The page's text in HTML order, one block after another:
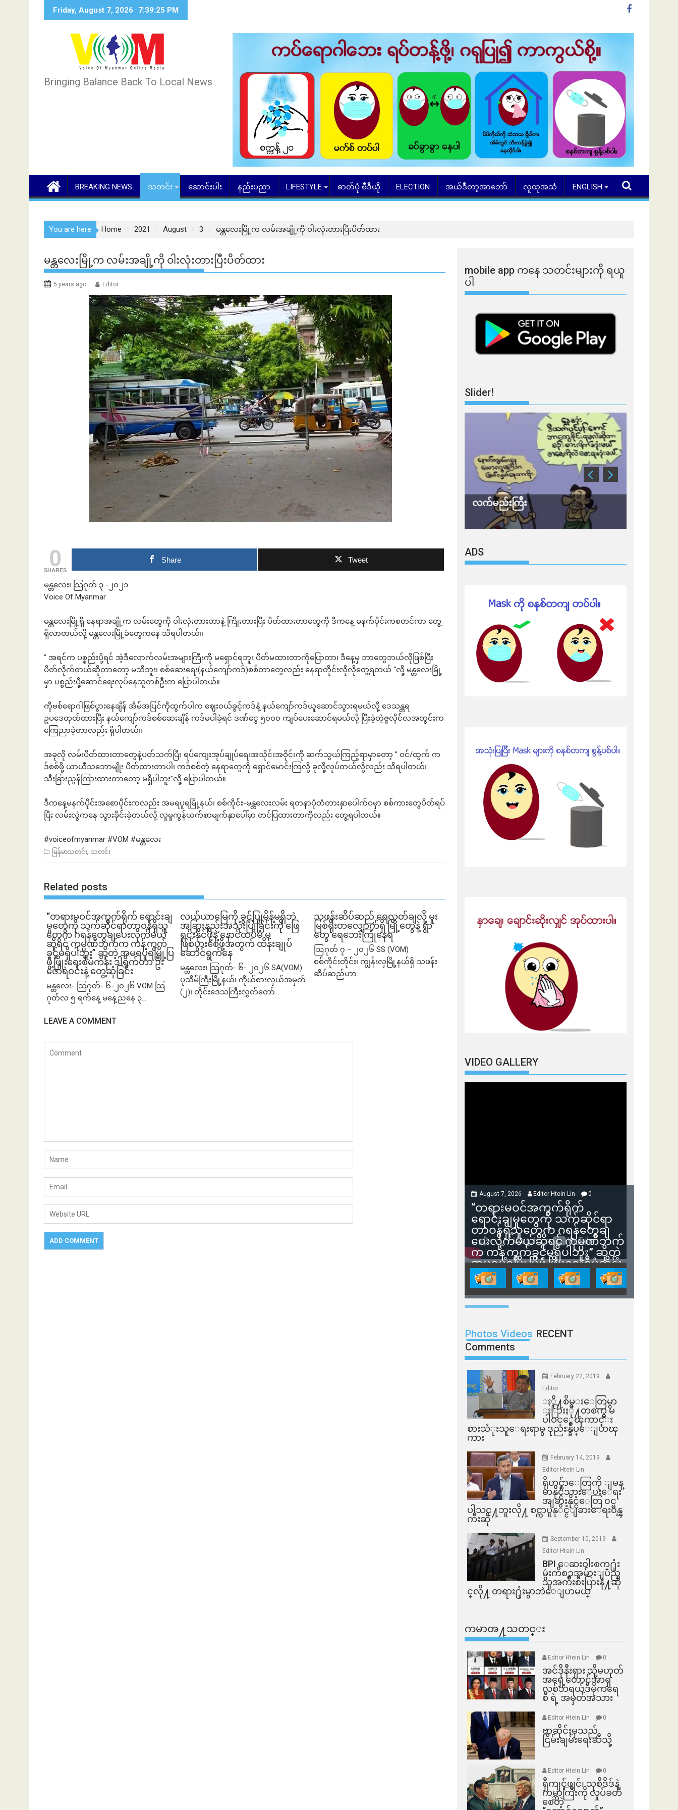
Friday, August 7, 2026 7:39:26 PM
Bringing Balance Back To Local News
BREAKING NEWS သတင်း ဆောင်းပါး နည်းပညာ LIFESTYLE ဓာတ်ပုံ ဗီဒီယို ELECTION အယ်ဒီတာ့အာဘော် လူထုအသံ ENGLISH
You are here Home 2021 August 3 မန္တလေးမြို့က လမ်းအချို့ကို ဝါးလုံးတားပြီးပိတ်ထား
မန္တလေးမြို့က လမ်းအချို့ကို ဝါးလုံးတားပြီးပိတ်ထား
5 years ago Editor
0
SHARES
Share Tweet
မန္တလေး၊ သြဂုတ် ၃ -၂၀၂၁
Voice Of Myanmar
မန္တလေးမြို့ရှိ နေရာအချို့က လမ်းတွေကို ဝါးလုံးတားတာနဲ့ ကြိုးတားပြီး ပိတ်ထားတာတွေကို ဒီကနေ့ မနက်ပိုင်းကစတင်ကာ တွေ့
ရှိလာတယ်လို့ မန္တလေးမြို့ခံတွေကနေ သိရပါတယ်။
” အရင်က ပစ္စည်းပို့ရင် အဲ့ဒီလောက်လမ်းအများကြီးကို မရှောင်ရဘူး ပိတ်မထားတာကိုပြောတာ၊ ဒီနေ့မှ ဘာတွေဘယ်လိုဖြစ်ပြီး
ပိတ်လိုက်တယ်ဆိုတာတော့ မသိဘူး၊ စစ်ဆေးရေး(နယ်ကျော်ကဒ်)စစ်တာတွေလည်း နေရာတိုင်းလိုလိုတွေ့ရတယ် “လို့ မန္တလေးမြို့
မှာ ပစ္စည်းပို့ဆောင်ရေးလုပ်နေသူတစ်ဦးက ပြောပါတယ်။
ကိုဗစ်ရောဂါဖြစ်ပွားနေချိန် အိမ်အပြင်ကိုထွက်ပါက ဈေးဝယ်ခွင့်ကဒ်နဲ့ နယ်ကျော်ကဒ်ယူဆောင်သွားရမယ်လို့ ဒေသန္တရ
ဥပဒေထုတ်ထားပြီး နယ်ကျော်ကဒ်စစ်ဆေးချိန် ကဒ်မပါခဲ့ရင် ဒဏ်ငွေ ၅၀၀၀ ကျပ်ပေးဆောင်ရမယ်လို့ ပြီးခဲ့တဲ့ဇူလိုင်လအတွင်းက
ကြေညာခဲ့တာလည်း ရှိပါတယ်။
အခုလို လမ်းပိတ်ထားတာတွေနဲ့ပတ်သက်ပြီး ရပ်ကျေးအုပ်ချုပ်ရေးအသိုင်းအဝိုင်းကို ဆက်သွယ်ကြည့်ရာမှာတော့ ” ဝင်/ထွက် က
ဒ်စစ်ဖို့ ယာယီသဘောမျိုး ပိတ်ထားတာပါ၊ ကဒ်စစ်တဲ့ နေရာတွေကို ရှောင်မောင်းကြလို့ ခုလို့လုပ်တယ်လို့လည်း သိရပါတယ်၊
သီးခြားညွန်ကြားထားတာတော့ မရှိပါဘူး”လို့ ပြောပါတယ်။
ဒီကနေ့မနက်ပိုင်းအစောပိုင်းကလည်း အမရပူရမြို့နယ်၊ စစ်ကိုင်း-မန္တလေးလမ်း ရတနာပုံတံတားနှာပေါက်ဝမှာ စစ်ကားတွေပိတ်ရပ်
ပြီး လမ်းလွဲကနေ သွားခိုင်းခဲ့တယ်လို့ လူမှုကွန်ယက်စာမျက်နှာပေါ်မှာ တင်ပြထားတာကိုလည်း တွေ့ရပါတယ်။
#voiceofmyanmar #VOM #မန္တလေး
မြန်မာသတင်း, သတင်း
Related posts
“တရားမဝင်အကွက်ရိုက် ရောင်းချ
မှုတွေကို သက်ဆိုင်ရာတာဝန်ရှိသူ
တွေက ဂရန်တွေချပေးလိုက်မယ်
ဆိုရင် ကုမ္ပဏီဘက်က ကန့်ကွက်
ခွင့်မရှိပါဘူး” ဆိုတဲ့ အမရပူရမြို့ပြ
ဖွံ့ဖြိုးရေးစီမံကိန်း ဒါရိုက်တာ ဦး
ဇော်ရဲဝင်းနဲ့ တွေ့ဆုံခြင်း
မန္တလေး- သြဂုတ်- ၆-၂၀၂၆ VOM သြ
ဂုတ်လ ၅ ရက်နေ့ မနေ့ညနေ ၃...
လယ်ယာမြေကို ခွင့်ပြုမိန့်မရှိဘဲ
အခြားနည်းအသုံးပြုခြင်းကို ဖြေ
ရှင်းနိုင်ဖို့နဲ့ နောင်ထပ်မံ မ
ဖြစ်ပွားစေဖို့အတွက် ထိန်းချုပ်
ဆောင်ရွက်နေ
မန္တလေး၊ သြဂုတ်- ၆- ၂၀၂၆ SA(VOM)
ပုသိမ်ကြီးမြို့နယ်၊ ကိုယ်စားလှယ်အမှတ်
(၂)၊ တိုင်းဒေသကြီးလွှတ်တော်...
သဖန်းဆိပ်ဆည် ရေလွှတ်ချလို့ မူး
မြစ်ရိုးတလျှောက်ရှိ မြို့တွေနဲ့ ရွာ
တွေ ရေဘေးကြုံနေရ
ဩဂုတ် ၇ – ၂၀၂၆ SS (VOM)
စစ်ကိုင်းတိုင်း၊ ကျွန်းလှမြို့နယ်ရှိ သဖန်း
ဆိပ်ဆည်ဟာ...
LEAVE A COMMENT
mobile app ​​ကနေ ​​သတင်းများကို ရယူ
ပါ
Slider!
ဘဏ်နဲ့အကြွေး ဘာလျှော့မလဲ လက်မည်းကြီး
ADS
VIDEO GALLERY
August 7, 2026 Editor Htein Lin 0
“တရားမဝင်အကွက်ရိုက်
ရောင်းချမှုတွေကို သက်ဆိုင်ရာ
တာဝန်ရှိသူတွေက ဂရန်တွေချ
ပေးလိုက်မယ်ဆိုရင် ကုမ္ပဏီဘက်
က ကန့်ကွက်ခွင့်မရှိပါဘူး” ဆိုတဲ့
အမရပူရမြို့ပြဖွံ့ဖြိုးရေးစီမံကိန်း
ဒါရိုက်တာ ဦးဇော်ရဲဝင်းနဲ့ တွေ့ဆုံ
ခြင်း
Photos Videos RECENT
Comments
February 22, 2019
Editor
ႏို႔စိမ္းေတြမွာ
ႏြားႏို႔တစက္မွ မ
ပါဝင္ေၾကာင္း
စားသံုးသူေရးရာမွ ဒုညႊန္ခ်ဳပ္ေျပာၾ
ကား
February 14, 2019
Editor Htein Lin
ရိုဟင္ဂ်ာေတြကို ျမန္
မာနိုင္ငံသားေပးေရး
အျခားနိုင္ငံေတြ ၀င္မ
ပါသင္႔ဘူးလို႔ စင္ကာပူနုိင္ငံျခားေရး၀န္ၾ
ကီးဆို
September 10, 2019
Editor Htein Lin
BPI ​ေဆးဝါးစက္​႐ုံး
မွဴးကိစၥအမ်ားျပည္​
သူအက်ိဳးစီးပြားနဲ႔ဆို
င္​လို႔ တရား႐ုံးမွာဘဲေျပာမယ္​
ကမာၻ႔သတင္း
Editor Htein Lin 0
အင်ဒိုနီးရှား သို့မဟုတ်
အရှေ့တောင်အာရှ
လစ်ဘရယ်ဒီမိုကရေ
စီ ရဲ့ အမှတ်အသား
Editor Htein Lin 0
ဗာဆိုင်းမှသည်
ငြိမ်းချမ်းရေးဆီသို့
Editor Htein Lin 0
ရှီကျင့်ဖျင်၊ သုစိဒိဒ်နဲ့
ကမ္ဘာကြီးကို လှုပ်ခတ်
စေတဲ့